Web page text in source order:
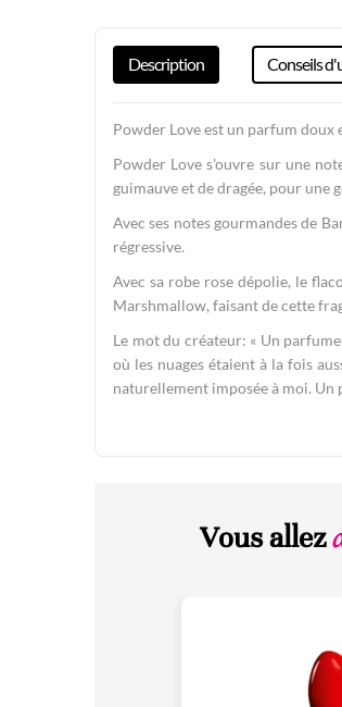
the
imagesDescription
Powder Love est un parfum
Powder Love s'ouvre sur une
guimauve et de dragée, pour une
Avec ses notes gourmandes de
régressive.
Avec sa robe rose dépolie, le
Marshmallow, faisant de cette
Le mot du créateur: « Un
où les nuages étaient à la fois
naturellement imposée à moi. Un
Conseils
Vous allez